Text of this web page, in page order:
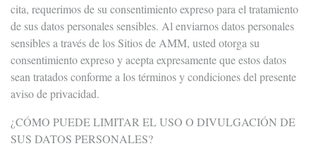
cita, requerimos de su consentimiento expreso para el tratamiento
de sus datos personales sensibles. Al enviarnos datos personales
sensibles a través de los Sitios de AMM, usted otorga su
consentimiento expreso y acepta expresamente que estos datos
sean tratados conforme a los términos y condiciones del presente
aviso de privacidad.
¿CÓMO PUEDE LIMITAR EL USO O DIVULGACIÓN DE
SUS DATOS PERSONALES?